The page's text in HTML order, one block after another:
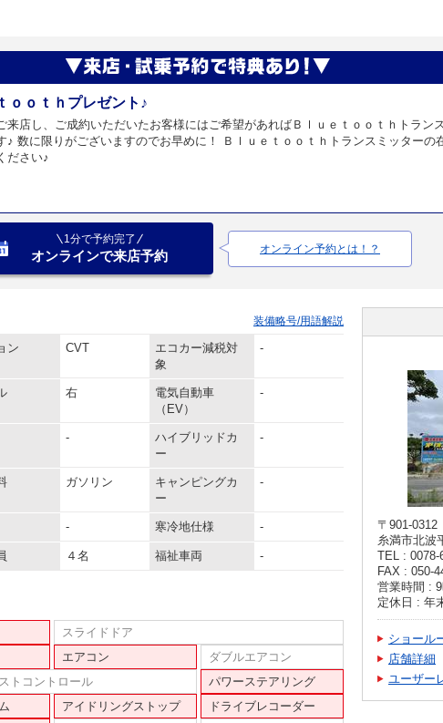
ｏｏｔｈプレゼント♪
来店し、ご成約いただいたお客様にはご希望があればＢｌｕｅｔｏｏｔｈトラン
♪ 数に限りがございますのでお早めに！ Ｂｌｕｅｔｏｏｔｈトランスミッターの
ださい♪
1分で予約完了
オンラインで来店予約 オンライン予約とは！？
装備略号/用語解説
ン CVT
エコカー減税対
象
-
右
電気自動車
（EV）
-
-
ハイブリッドカ
ー
-
ガソリン
キャンピングカ
ー
-
- 寒冷地仕様 -
４名 福祉車両 -
スライドドア
エアコン
ダブルエアコン
トコントロール
パワーステアリング
アイドリングストップ
ドライブレコーダー
〒901-0312
糸満市北波
TEL : 0078-
FAX : 050-
営業時間 :
定休日 : 年
ショール
店舗詳細
ユーザー